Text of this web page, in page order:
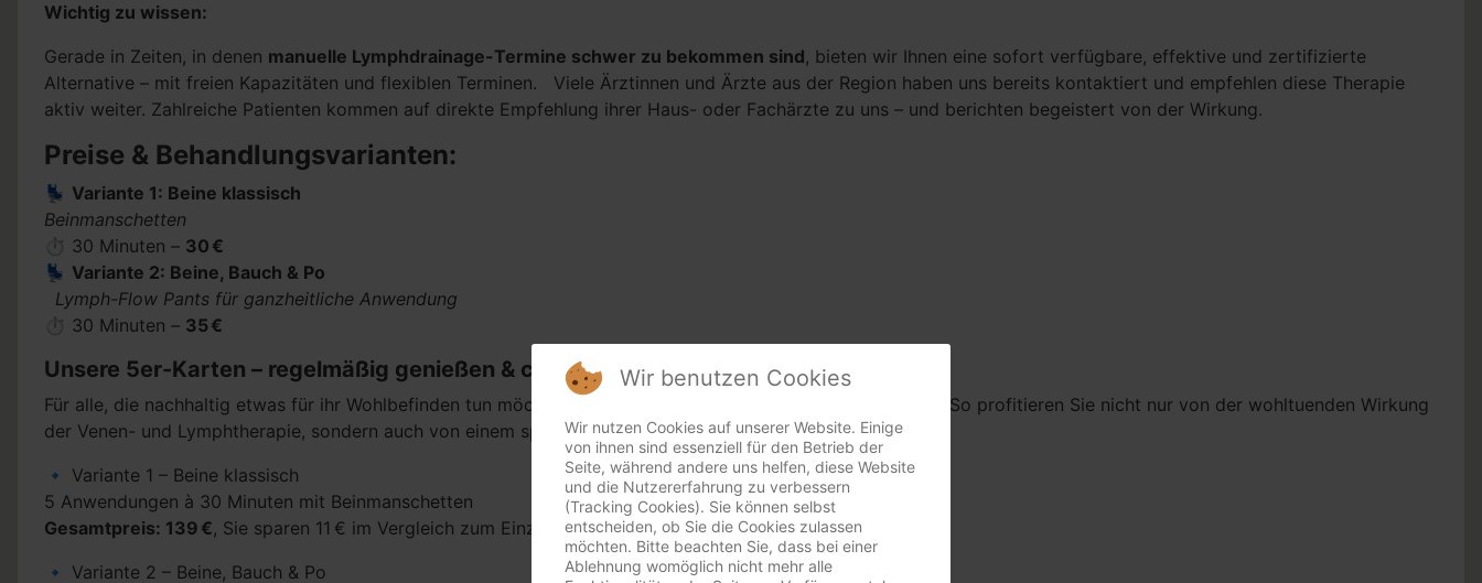
Wichtig zu wissen:
Gerade in Zeiten, in denen manuelle Lymphdrainage-Termine schwer zu bekommen sind, bieten wir Ihnen eine sofort verfügbare, effektive und zertifizierte
Alternative – mit freien Kapazitäten und flexiblen Terminen. Viele Ärztinnen und Ärzte aus der Region haben uns bereits kontaktiert und empfehlen diese Therapie
aktiv weiter. Zahlreiche Patienten kommen auf direkte Empfehlung ihrer Haus- oder Fachärzte zu uns – und berichten begeistert von der Wirkung.
Preise & Behandlungsvarianten:
💺 Variante 1: Beine klassisch
Beinmanschetten
⏱ 30 Minuten – 30 €
💺 Variante 2: Beine, Bauch & Po
Lymph-Flow Pants für ganzheitliche Anwendung
⏱ 30 Minuten – 35 €
Unsere 5er-Karten – regelmäßig genießen & clever sparen
Für alle, die nachhaltig etwas für ihr Wohlbefinden tun möchten, bieten wir unsere attraktiven 5er-Karten an. So profitieren Sie nicht nur von der wohltuenden Wirkung
der Venen- und Lymphtherapie, sondern auch von einem spürbaren Preisvorteil.
🔹 Variante 1 – Beine klassisch
5 Anwendungen à 30 Minuten mit Beinmanschetten
Gesamtpreis: 139 €, Sie sparen 11 € im Vergleich zum Einzelpreis
🔹 Variante 2 – Beine, Bauch & Po
Wir benutzen Cookies
Wir nutzen Cookies auf unserer Website. Einige
von ihnen sind essenziell für den Betrieb der
Seite, während andere uns helfen, diese Website
und die Nutzererfahrung zu verbessern
(Tracking Cookies). Sie können selbst
entscheiden, ob Sie die Cookies zulassen
möchten. Bitte beachten Sie, dass bei einer
Ablehnung womöglich nicht mehr alle